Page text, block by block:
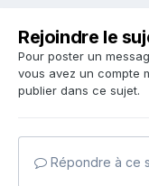
Rejoindre le
Pour poster un
vous avez un compte
publier dans ce sujet.
Répondre à ce